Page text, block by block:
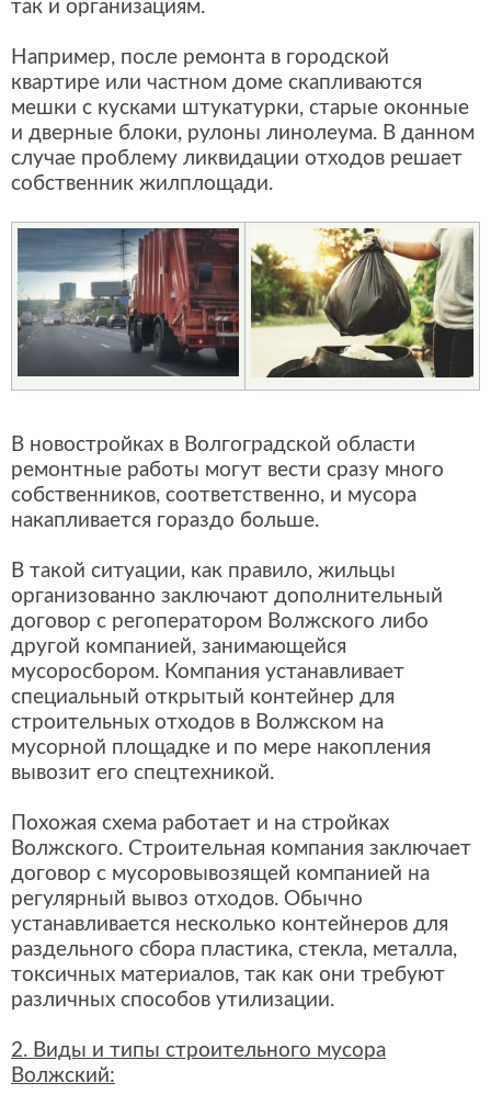
так и организациям.
Например, после ремонта в городской
квартире или частном доме скапливаются
мешки с кусками штукатурки, старые оконные
и дверные блоки, рулоны линолеума. В данном
случае проблему ликвидации отходов решает
собственник жилплощади.
В новостройках в Волгоградской области
ремонтные работы могут вести сразу много
собственников, соответственно, и мусора
накапливается гораздо больше.
В такой ситуации, как правило, жильцы
организованно заключают дополнительный
договор с регоператором Волжского либо
другой компанией, занимающейся
мусоросбором. Компания устанавливает
специальный открытый контейнер для
строительных отходов в Волжском на
мусорной площадке и по мере накопления
вывозит его спецтехникой.
Похожая схема работает и на стройках
Волжского. Строительная компания заключает
договор с мусоровывозящей компанией на
регулярный вывоз отходов. Обычно
устанавливается несколько контейнеров для
раздельного сбора пластика, стекла, металла,
токсичных материалов, так как они требуют
различных способов утилизации.
2. Виды и типы строительного мусора
Волжский: